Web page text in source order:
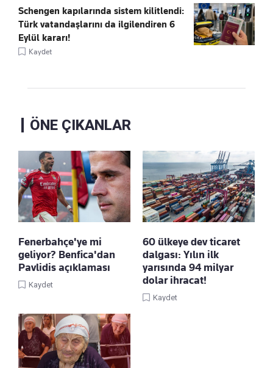
Schengen kapılarında sistem kilitlendi:
Türk vatandaşlarını da ilgilendiren 6
Eylül kararı!
Kaydet
ÖNE ÇIKANLAR
Fenerbahçe'ye mi
geliyor? Benfica'dan
Pavlidis açıklaması
Kaydet
60 ülkeye dev ticaret
dalgası: Yılın ilk
yarısında 94 milyar
dolar ihracat!
Kaydet